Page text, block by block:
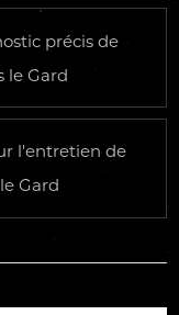
précis de
le Gard
l'entretien de
Gard